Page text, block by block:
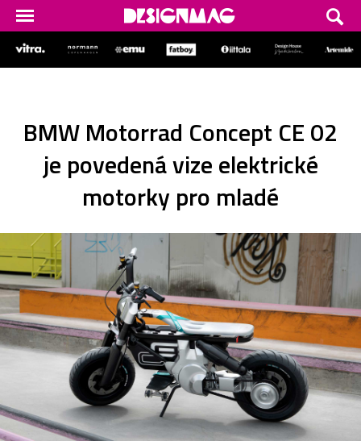
BMW Motorrad Concept CE 02
je povedená vize elektrické
motorky pro mladé